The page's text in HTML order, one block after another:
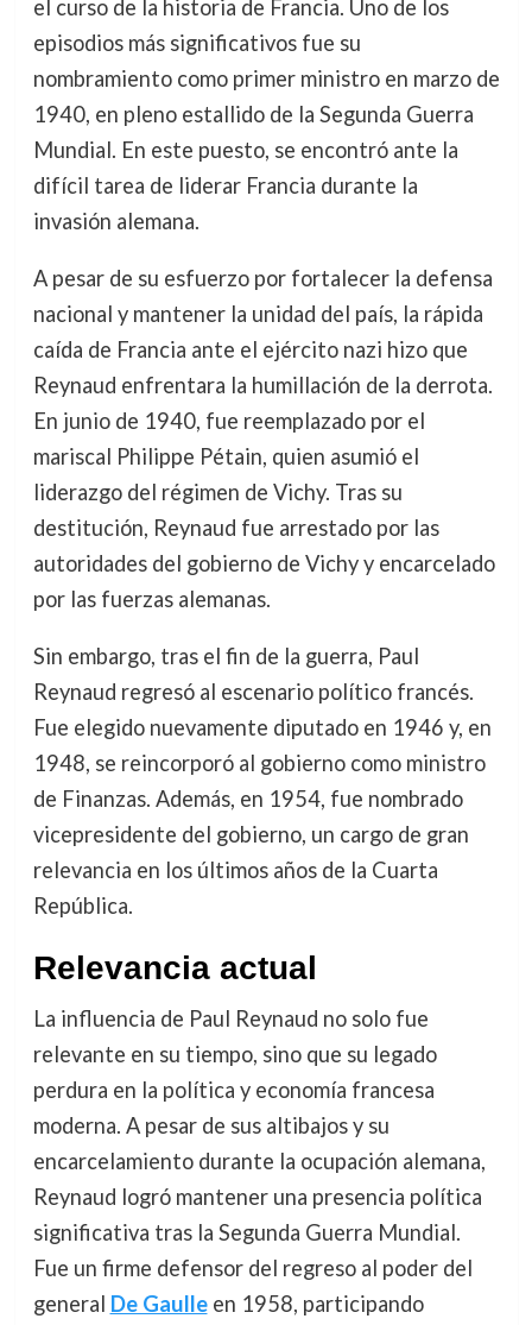
el curso de la historia de Francia. Uno de los
episodios más significativos fue su
nombramiento como primer ministro en marzo de
1940, en pleno estallido de la Segunda Guerra
Mundial. En este puesto, se encontró ante la
difícil tarea de liderar Francia durante la
invasión alemana.
A pesar de su esfuerzo por fortalecer la defensa
nacional y mantener la unidad del país, la rápida
caída de Francia ante el ejército nazi hizo que
Reynaud enfrentara la humillación de la derrota.
En junio de 1940, fue reemplazado por el
mariscal Philippe Pétain, quien asumió el
liderazgo del régimen de Vichy. Tras su
destitución, Reynaud fue arrestado por las
autoridades del gobierno de Vichy y encarcelado
por las fuerzas alemanas.
Sin embargo, tras el fin de la guerra, Paul
Reynaud regresó al escenario político francés.
Fue elegido nuevamente diputado en 1946 y, en
1948, se reincorporó al gobierno como ministro
de Finanzas. Además, en 1954, fue nombrado
vicepresidente del gobierno, un cargo de gran
relevancia en los últimos años de la Cuarta
República.
Relevancia actual
La influencia de Paul Reynaud no solo fue
relevante en su tiempo, sino que su legado
perdura en la política y economía francesa
moderna. A pesar de sus altibajos y su
encarcelamiento durante la ocupación alemana,
Reynaud logró mantener una presencia política
significativa tras la Segunda Guerra Mundial.
Fue un firme defensor del regreso al poder del
general De Gaulleen 1958, participando